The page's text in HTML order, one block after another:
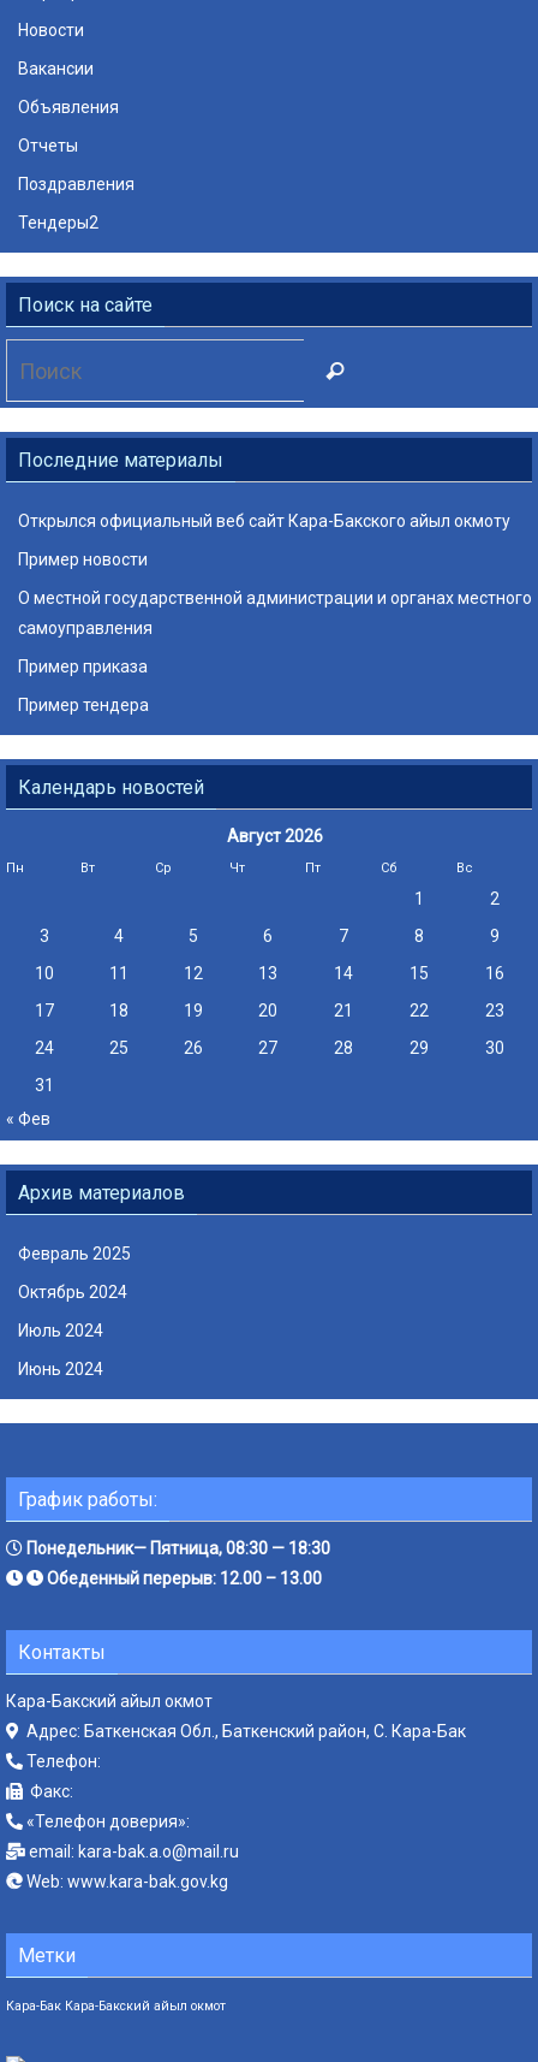
Новости
Вакансии
Объявления
Отчеты
Поздравления
Тендеры2
Поиск на сайте
Поиск
Последние материалы
Открылся официальный веб сайт Кара-Бакского айыл окмоту
Пример новости
О местной государственной администрации и органах местного
самоуправления
Пример приказа
Пример тендера
Календарь новостей
Август 2026
Пн Вт Ср Чт Пт Сб Вс
1
2
3
4 5 6 7 8
9
10
11 12 13 14 15
16
17
18 19 20 21 22
23
24
25 26 27 28 29
30
31
« Фев
Архив материалов
Февраль 2025
Октябрь 2024
Июль 2024
Июнь 2024
График работы:
Понедельник— Пятница, 08:30 — 18:30
Обеденный перерыв: 12.00 – 13.00
Контакты
Кара-Бакский айыл окмот
Адрес: Баткенская Обл., Баткенский район, С. Кара-Бак
Телефон:
Факс:
«Телефон доверия»:
email: kara-bak.a.o@mail.ru
Web: www.kara-bak.gov.kg
Метки
Кара-Бак Кара-Бакский айыл окмот